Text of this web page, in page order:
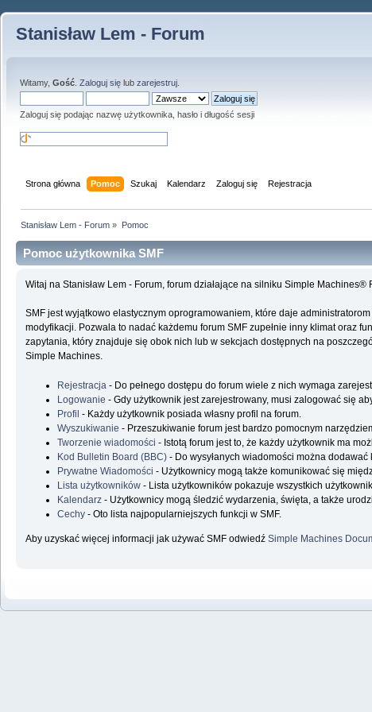
Stanisław Lem - Forum
Witamy, Gość Zaloguj się lub zarejestruj
Zaloguj się podając nazwę użytkownika, hasło i długość sesji
Strona główna Pomoc Szukaj Kalendarz Zaloguj się Rejestracja
Stanisław Lem - Forum » Pomoc
Pomoc użytkownika SMF
Witaj na Stanisław Lem - Forum, forum działające na silniku Simple Machines®
SMF jest wyjątkowo elastycznym oprogramowaniem, które daje
modyfikacji. Pozwala to nadać każdemu forum SMF zupełnie inny klimat oraz
zapytania, który znajduje się obok nich lub w sekcjach dostępnych na
Simple Machines.
Rejestracja - Do pełnego dostępu do forum wiele z nich wymaga
Logowanie - Gdy użytkownik jest zarejestrowany, musi zalogować się
Profil - Każdy użytkownik posiada własny profil na forum.
Wyszukiwanie - Przeszukiwanie forum jest bardzo pomocnym
Tworzenie wiadomości - Istotą forum jest to, że każdy użytkownik ma
Kod Bulletin Board (BBC) - Do wysyłanych wiadomości można dodawać
Prywatne Wiadomości - Użytkownicy mogą także komunikować się
Lista użytkowników - Lista użytkowników pokazuje wszystkich
Kalendarz - Użytkownicy mogą śledzić wydarzenia, święta, a także
Cechy - Oto lista najpopularniejszych funkcji w SMF.
Aby uzyskać więcej informacji jak używać SMF odwiedźSimple Machines